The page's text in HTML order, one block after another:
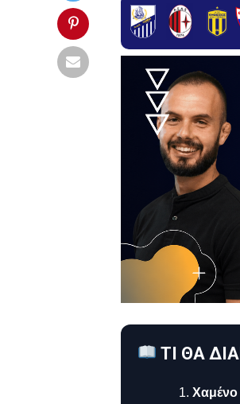
ΤΙ ΘΑ
Χαμένο